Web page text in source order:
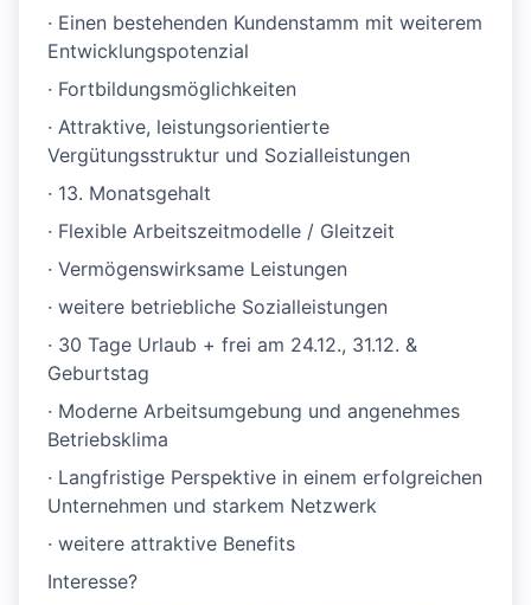
· Einen bestehenden Kundenstamm mit weiterem
Entwicklungspotenzial
· Fortbildungsmöglichkeiten
· Attraktive, leistungsorientierte
Vergütungsstruktur und Sozialleistungen
· 13. Monatsgehalt
· Flexible Arbeitszeitmodelle / Gleitzeit
· Vermögenswirksame Leistungen
· weitere betriebliche Sozialleistungen
· 30 Tage Urlaub + frei am 24.12., 31.12. &
Geburtstag
· Moderne Arbeitsumgebung und angenehmes
Betriebsklima
· Langfristige Perspektive in einem erfolgreichen
Unternehmen und starkem Netzwerk
· weitere attraktive Benefits
Interesse?